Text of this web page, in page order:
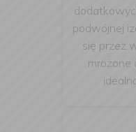
podwójnej
się przez
mrożone